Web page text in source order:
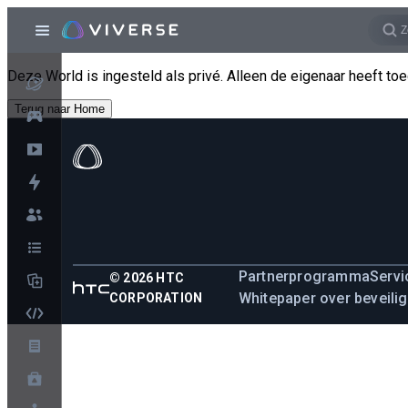
Deze World is ingesteld als privé. Alleen de eigenaar heeft
Terug naar Home
Partnerprogramma
Whitepaper over
© 2026 HTC
CORPORATION